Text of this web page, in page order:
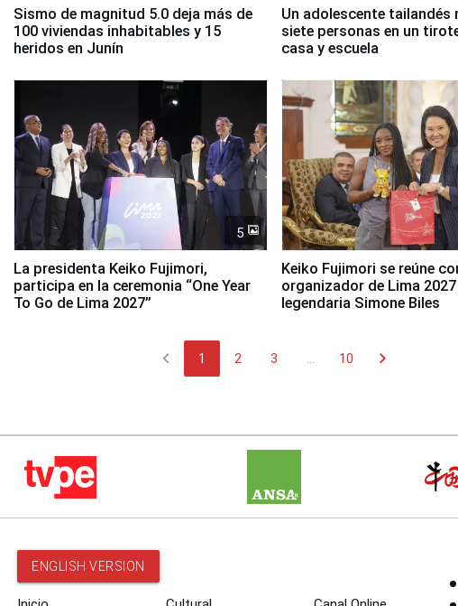
Sismo de magnitud 5.0 deja más de
100 viviendas inhabitables y 15
heridos en Junín
Un adolescente tailandés
siete personas en un
casa y escuela
5
La presidenta Keiko Fujimori,
participa en la ceremonia “One Year
To Go de Lima 2027”
Keiko Fujimori se reúne
organizador de Lima 2027
legendaria Simone Biles
chevron_left 1 2 3 ... 10 chevron_right
ENGLISH VERSION